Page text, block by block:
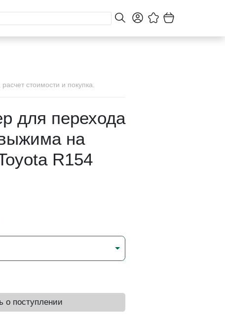
стоимости и покупка.
для перехода
на
R154
о поступлении